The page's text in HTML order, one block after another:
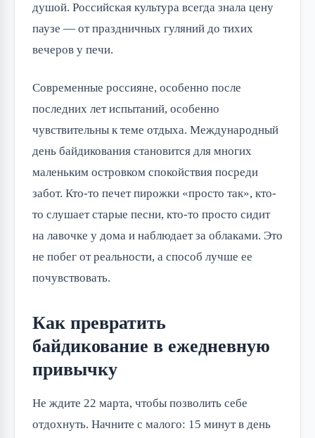
душой. Российская культура всегда знала цену
паузе — от праздничных гуляний до тихих
вечеров у печи.
Современные россияне, особенно после
последних лет испытаний, особенно
чувствительны к теме отдыха. Международный
день байдикования становится для многих
маленьким островком спокойствия посреди
забот. Кто-то печет пирожки «просто так», кто-
то слушает старые песни, кто-то просто сидит
на лавочке у дома и наблюдает за облаками. Это
не побег от реальности, а способ лучше ее
почувствовать.
Как превратить
байдикование в ежедневную
привычку
Не ждите 22 марта, чтобы позволить себе
отдохнуть. Начните с малого: 15 минут в день